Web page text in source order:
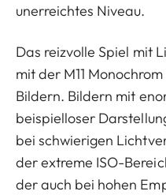
unerreichtes Niveau.
Das reizvolle Spiel mit
mit der M11
Bildern. Bildern mit
beispielloser
bei schwierigen
der extreme ISO-
der auch bei hohen